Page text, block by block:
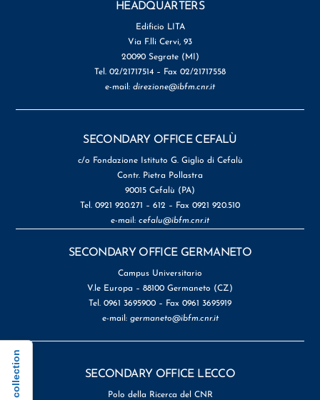
HEADQUARTERS
Edificio LITA
Via F.lli Cervi, 93
20090 Segrate (MI)
Tel. 02/21717514 – Fax 02/21717558
e-mail: direzione@ibfm.cnr.it
SECONDARY OFFICE CEFALÙ
c/o Fondazione Istituto G. Giglio di Cefalù
Contr. Pietra Pollastra
90015 Cefalù (PA)
Tel. 0921 920.271 – 612 – Fax 0921 920.510
e-mail: cefalu@ibfm.cnr.it
SECONDARY OFFICE GERMANETO
Campus Universitario
V.le Europa – 88100 Germaneto (CZ)
Tel. 0961 3695900 – Fax 0961 3695919
e-mail: germaneto@ibfm.cnr.it
SECONDARY OFFICE LECCO
Polo della Ricerca del CNR